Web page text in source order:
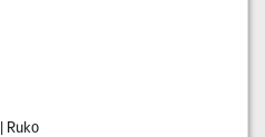
| Ruko